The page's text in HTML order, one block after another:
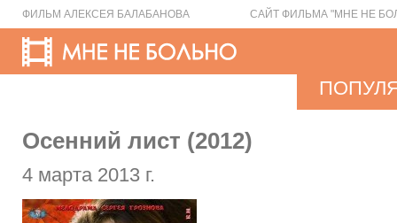
ФИЛЬМ АЛЕКСЕЯ БАЛАБАНОВА САЙТ ФИЛЬМА "МНЕ НЕ
Осенний лист (2012)
4 марта 2013 г.